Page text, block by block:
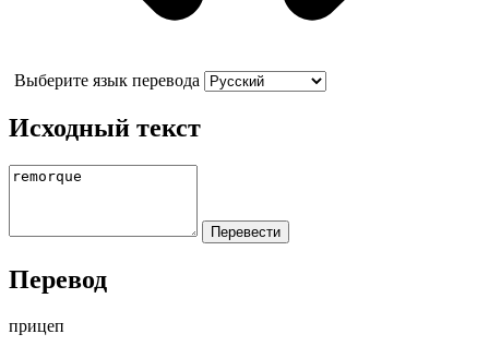
Выберите язык перевода
Исходный текст
Перевод
прицеп